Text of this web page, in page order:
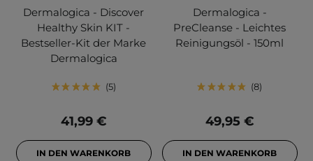
Dermalogica - Discover
Healthy Skin KIT -
Bestseller-Kit der Marke
Dermalogica
5
41,99 €
IN DEN WARENKORB
Dermalogica -
PreCleanse - Leichtes
Reinigungsöl - 150ml
8
49,95 €
IN DEN WARENKORB